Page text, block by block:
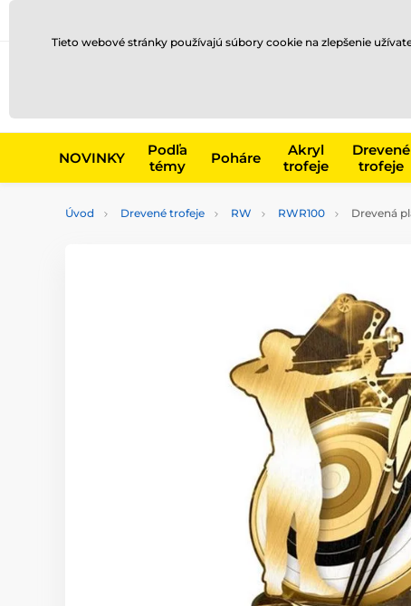
NOVINKY
Podľa
témy
Poháre
Akryl
trofeje
Drevené
trofeje
Úvod Drevené trofeje RW RWR100 Drevená
Tieto webové stránky používajú súbory cookie na zlepšenie